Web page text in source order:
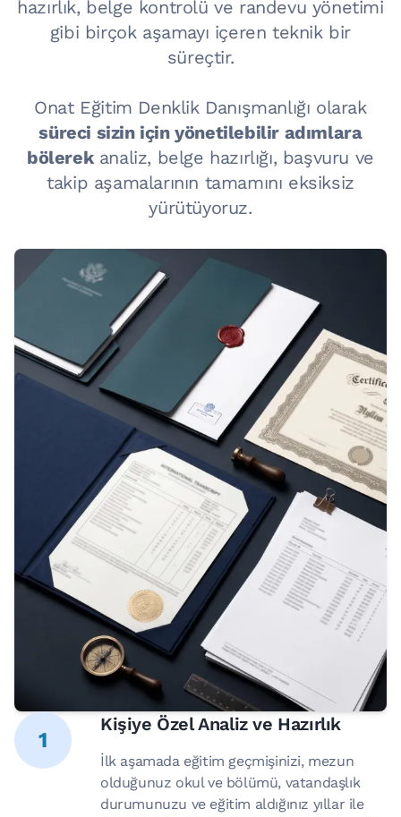
hazırlık, belge kontrolü ve randevu yönetimi
gibi birçok aşamayı içeren teknik bir
süreçtir.
Onat Eğitim Denklik Danışmanlığı olarak
süreci sizin için yönetilebilir adımlara
bölerekanaliz, belge hazırlığı, başvuru ve
takip aşamalarının tamamını eksiksiz
yürütüyoruz.
1
Kişiye Özel Analiz ve Hazırlık
İlk aşamada eğitim geçmişinizi, mezun
olduğunuz okul ve bölümü, vatandaşlık
durumunuzu ve eğitim aldığınız yıllar ile